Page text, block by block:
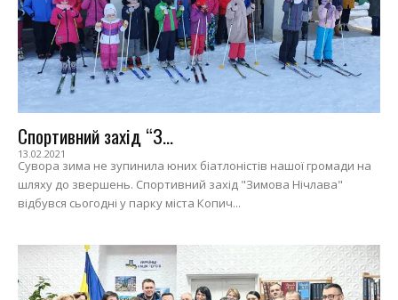
Спортивний захід “З...
13.02.2021
Сувора зима не зупинила юних біатлоністів нашої громади на
шляху до звершень. Спортивний захід "Зимова Нічлава"
відбувся сьогодні у парку міста Копич...